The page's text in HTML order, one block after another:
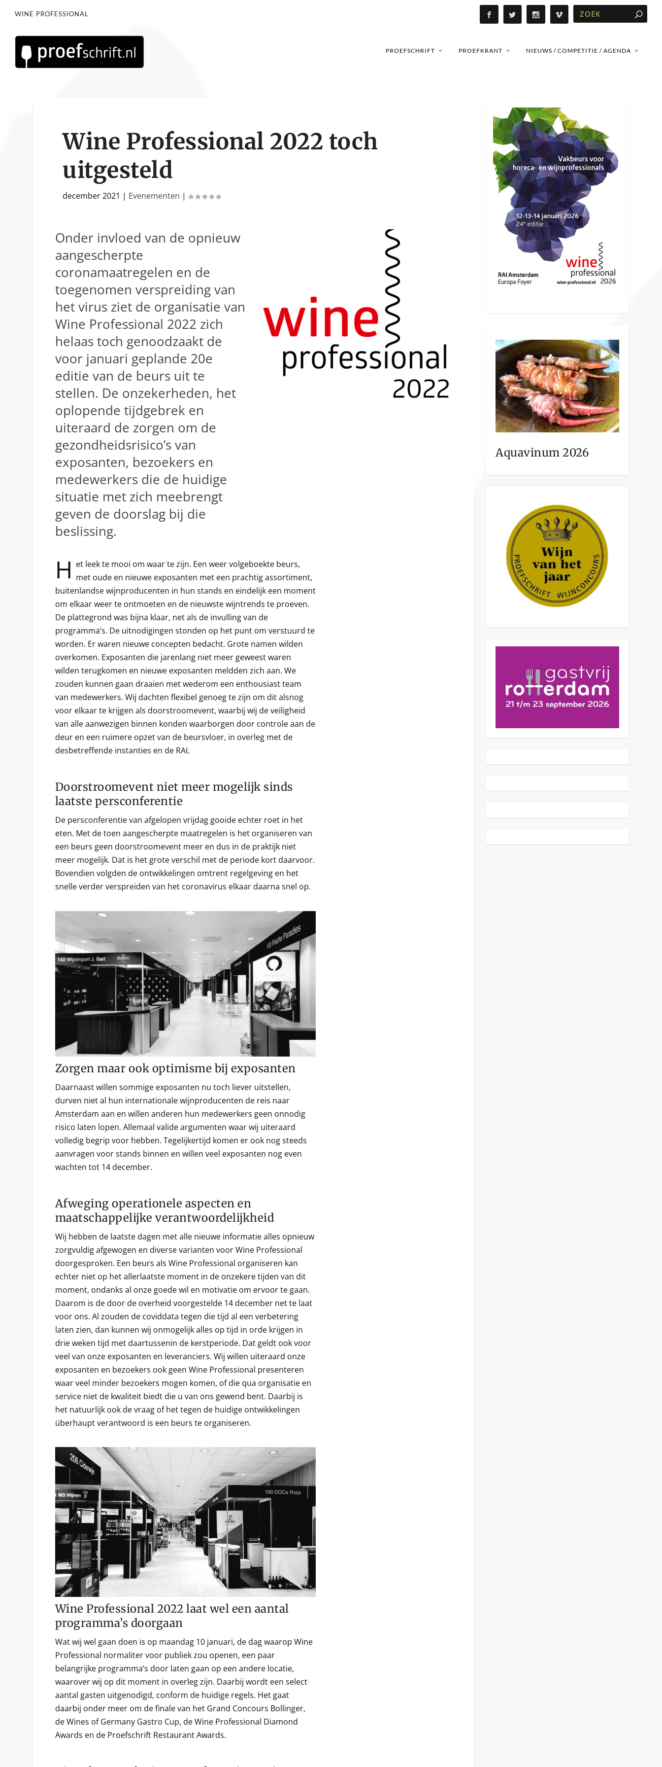
WINE PROFESSIONAL
PROEFSCHRIFT PROEFKRANT NIEUWS / COMPETITIE / AGENDA
Wine Professional 2022 toch
uitgesteld
december 2021 | Evenementen |
Onder invloed van de opnieuw
aangescherpte
coronamaatregelen en de
toegenomen verspreiding van
het virus ziet de organisatie van
Wine Professional 2022 zich
helaas toch genoodzaakt de
voor januari geplande 20e
editie van de beurs uit te
stellen. De onzekerheden, het
oplopende tijdgebrek en
uiteraard de zorgen om de
gezondheidsrisico’s van
exposanten, bezoekers en
medewerkers die de huidige
situatie met zich meebrengt
geven de doorslag bij die
beslissing.
H et leek te mooi om waar te zijn. Een weer volgeboekte beurs,
met oude en nieuwe exposanten met een prachtig assortiment,
buitenlandse wijnproducenten in hun stands en eindelijk een moment
om elkaar weer te ontmoeten en de nieuwste wijntrends te proeven.
De plattegrond was bijna klaar, net als de invulling van de
programma’s. De uitnodigingen stonden op het punt om verstuurd te
worden. Er waren nieuwe concepten bedacht. Grote namen wilden
overkomen. Exposanten die jarenlang niet meer geweest waren
wilden terugkomen en nieuwe exposanten meldden zich aan. We
zouden kunnen gaan draaien met wederom een enthousiast team
van medewerkers. Wij dachten flexibel genoeg te zijn om dit alsnog
voor elkaar te krijgen als doorstroomevent, waarbij wij de veiligheid
van alle aanwezigen binnen konden waarborgen door controle aan de
deur en een ruimere opzet van de beursvloer, in overleg met de
desbetreffende instanties en de RAI.
Doorstroomevent niet meer mogelijk sinds
laatste persconferentie
De persconferentie van afgelopen vrijdag gooide echter roet in het
eten. Met de toen aangescherpte maatregelen is het organiseren van
een beurs geen doorstroomevent meer en dus in de praktijk niet
meer mogelijk. Dat is het grote verschil met de periode kort daarvoor.
Bovendien volgden de ontwikkelingen omtrent regelgeving en het
snelle verder verspreiden van het coronavirus elkaar daarna snel op.
Zorgen maar ook optimisme bij exposanten
Daarnaast willen sommige exposanten nu toch liever uitstellen,
durven niet al hun internationale wijnproducenten de reis naar
Amsterdam aan en willen anderen hun medewerkers geen onnodig
risico laten lopen. Allemaal valide argumenten waar wij uiteraard
volledig begrip voor hebben. Tegelijkertijd komen er ook nog steeds
aanvragen voor stands binnen en willen veel exposanten nog even
wachten tot 14 december.
Afweging operationele aspecten en
maatschappelijke verantwoordelijkheid
Wij hebben de laatste dagen met alle nieuwe informatie alles opnieuw
zorgvuldig afgewogen en diverse varianten voor Wine Professional
doorgesproken. Een beurs als Wine Professional organiseren kan
echter niet op het allerlaatste moment in de onzekere tijden van dit
moment, ondanks al onze goede wil en motivatie om ervoor te gaan.
Daarom is de door de overheid voorgestelde 14 december net te laat
voor ons. Al zouden de coviddata tegen die tijd al een verbetering
laten zien, dan kunnen wij onmogelijk alles op tijd in orde krijgen in
drie weken tijd met daartussenin de kerstperiode. Dat geldt ook voor
veel van onze exposanten en leveranciers. Wij willen uiteraard onze
exposanten en bezoekers ook geen Wine Professional presenteren
waar veel minder bezoekers mogen komen, of die qua organisatie en
service niet de kwaliteit biedt die u van ons gewend bent. Daarbij is
het natuurlijk ook de vraag of het tegen de huidige ontwikkelingen
überhaupt verantwoord is een beurs te organiseren.
Wine Professional 2022 laat wel een aantal
programma’s doorgaan
Wat wij wel gaan doen is op maandag 10 januari, de dag waarop Wine
Professional normaliter voor publiek zou openen, een paar
belangrijke programma’s door laten gaan op een andere locatie,
waarover wij op dit moment in overleg zijn. Daarbij wordt een select
aantal gasten uitgenodigd, conform de huidige regels. Het gaat
daarbij onder meer om de finale van het Grand Concours Bollinger,
de Wines of Germany Gastro Cup, de Wine Professional Diamond
Awards en de Proefschrift Restaurant Awards.
Aquavinum 2026